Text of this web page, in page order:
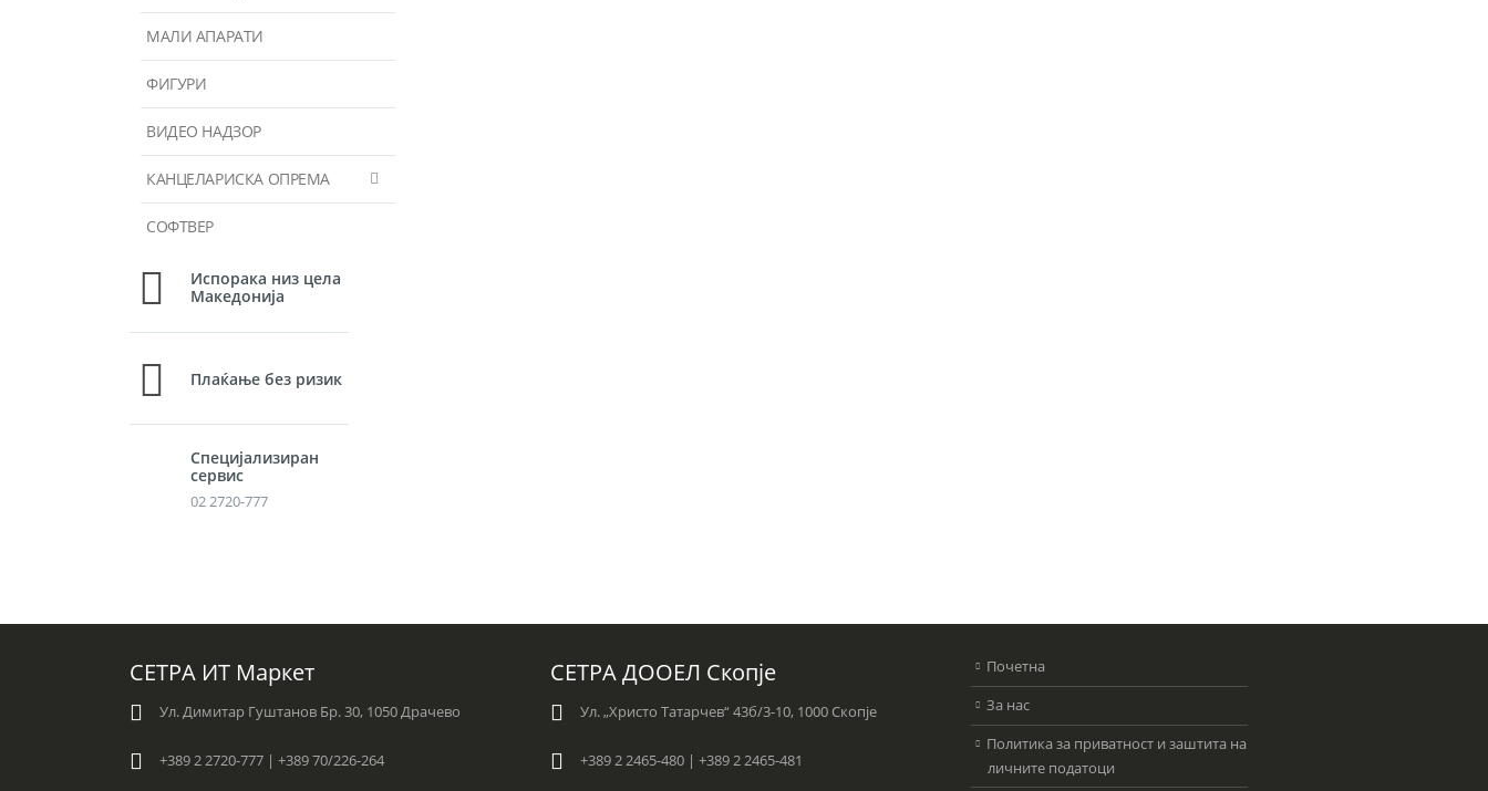
МАЛИ АПАРАТИ
ФИГУРИ
ВИДЕО НАДЗОР
КАНЦЕЛАРИСКА ОПРЕМА
СОФТВЕР
Испорака низ цела
Македонија
Плаќање без ризик
Специјализиран
сервис
02 2720-777
СЕТРА ИТ Маркет
Ул. Димитар Гуштанов Бр. 30, 1050 Драчево
+389 2 2720-777 | +389 70/226-264
СЕТРА ДООЕЛ Скопје
Ул. „Христо Татарчев“ 43б/3-10, 1000 Скопје
+389 2 2465-480 | +389 2 2465-481
Почетна
За нас
Политика за приватност и заштита на
личните податоци